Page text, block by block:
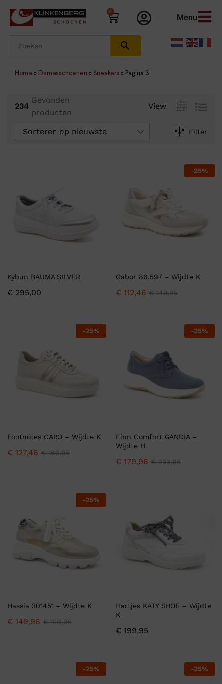
0
Menu
Home » Damesschoenen » Sneakers » Pagina 3
234
Gevonden
producten
View
Filter
Sorteren op nieuwste
Kybun BAUMA SILVER
€ 295,00
-25%
Gabor 86.597 – Wijdte K
€ 112,46 €149,95
-25%
Footnotes CARO – Wijdte K
€ 127,46 €169,95
-25%
Finn Comfort GANDIA –
Wijdte H
€ 179,96 €239,95
-25%
Hassia 301451 – Wijdte K
€ 149,96 €199,95
Hartjes KATY SHOE – Wijdte
K
€ 199,95
-25% -25%